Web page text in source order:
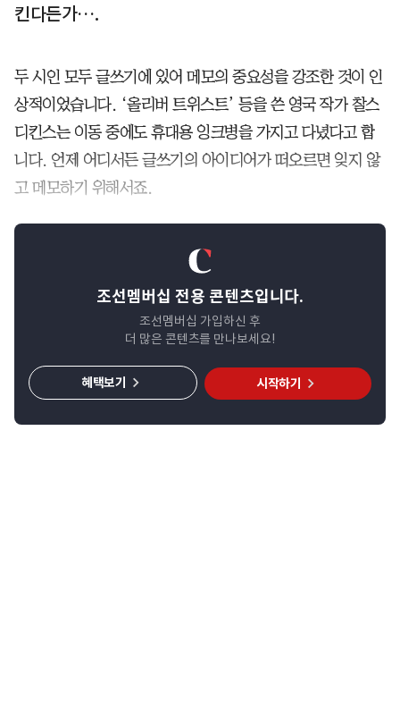
킨다든가….
두 시인 모두 글쓰기에 있어 메모의 중요성을 강조한 것이 인
상적이었습니다. ‘올리버 트위스트’ 등을 쓴 영국 작가 찰스
디킨스는 이동 중에도 휴대용 잉크병을 가지고 다녔다고 합
니다. 언제 어디서든 글쓰기의 아이디어가 떠오르면 잊지 않
고 메모하기 위해서죠.
조선멤버십 전용 콘텐츠입니다.
조선멤버십 가입하신 후
더 많은 콘텐츠를 만나보세요!
시작하기
혜택보기